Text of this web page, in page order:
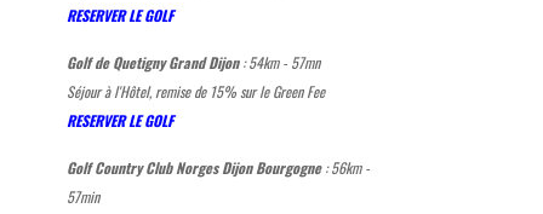
RESERVER LE GOLF
Golf de Quetigny Grand Dijon: 54km - 57mn
Séjour à l'Hôtel, remise de 15% sur le Green Fee
RESERVER LE GOLF
Golf Country Club Norges Dijon Bourgogne: 56km -
57min